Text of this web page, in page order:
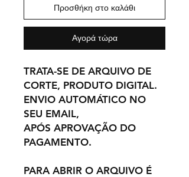
Προσθήκη στο καλάθι
Αγορά τώρα
TRATA-SE DE ARQUIVO DE
CORTE, PRODUTO DIGITAL.
ENVIO AUTOMÁTICO NO
SEU EMAIL,
APÓS APROVAÇÃO DO
PAGAMENTO.
PARA ABRIR O ARQUIVO É